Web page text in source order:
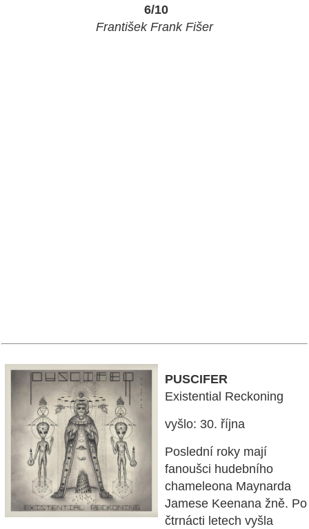
6/10
František Frank Fišer
PUSCIFER
Existential Reckoning
vyšlo: 30. října
Poslední roky mají
fanoušci hudebního
chameleona Maynarda
Jamese Keenana žně. Po
čtrnácti letech vyšla